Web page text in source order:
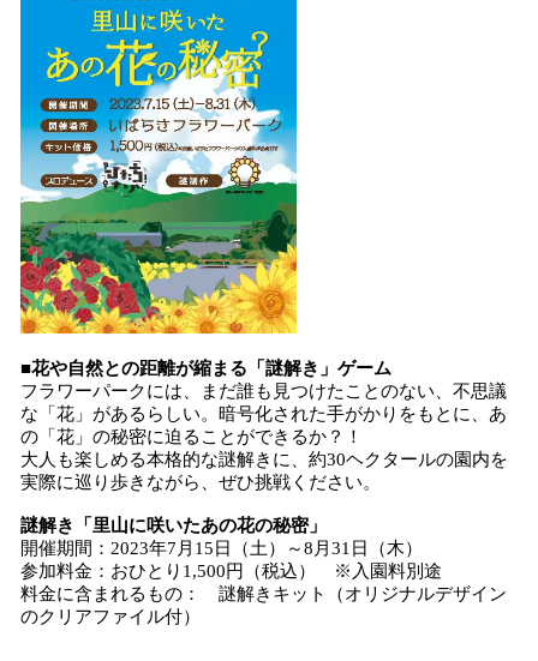
■花や自然との距離が縮まる「謎解き」ゲーム
フラワーパークには、まだ誰も見つけたことのない、不思議
な「花」があるらしい。暗号化された手がかりをもとに、あ
の「花」の秘密に迫ることができるか？！
大人も楽しめる本格的な謎解きに、約30ヘクタールの園内を
実際に巡り歩きながら、ぜひ挑戦ください。
謎解き「里山に咲いたあの花の秘密」
開催期間：2023年7月15日（土）～8月31日（木）
参加料金：おひとり1,500円（税込） ※入園料別途
料金に含まれるもの： 謎解きキット（オリジナルデザイン
のクリアファイル付）